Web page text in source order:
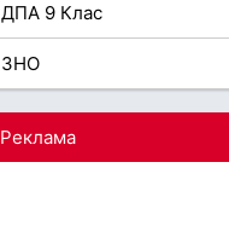
ДПА 9 Клас
ЗНО
Реклама